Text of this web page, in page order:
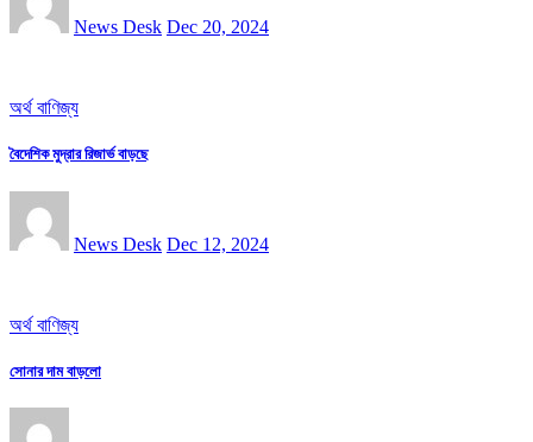
News Desk Dec 20, 2024
অর্থ বাণিজ্য
বৈদেশিক মুদ্রার রিজার্ভ বাড়ছে
News Desk Dec 12, 2024
অর্থ বাণিজ্য
সোনার দাম বাড়লো